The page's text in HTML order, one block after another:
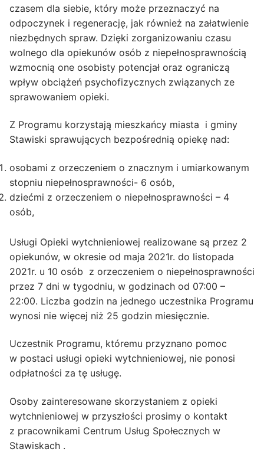
czasem dla siebie, który może przeznaczyć na
odpoczynek i regenerację, jak również na załatwienie
niezbędnych spraw. Dzięki zorganizowaniu czasu
wolnego dla opiekunów osób z niepełnosprawnością
wzmocnią one osobisty potencjał oraz ograniczą
wpływ obciążeń psychofizycznych związanych ze
sprawowaniem opieki.
Z Programu korzystają mieszkańcy miasta i gminy
Stawiski sprawujących bezpośrednią opiekę nad:
osobami z orzeczeniem o znacznym i umiarkowanym
stopniu niepełnosprawności- 6 osób,
dziećmi z orzeczeniem o niepełnosprawności – 4
osób,
Usługi Opieki wytchnieniowej realizowane są przez 2
opiekunów, w okresie od maja 2021r. do listopada
2021r. u 10 osób z orzeczeniem o niepełnosprawności
przez 7 dni w tygodniu, w godzinach od 07:00 –
22:00. Liczba godzin na jednego uczestnika Programu
wynosi nie więcej niż 25 godzin miesięcznie.
Uczestnik Programu, któremu przyznano pomoc
w postaci usługi opieki wytchnieniowej, nie ponosi
odpłatności za tę usługę.
Osoby zainteresowane skorzystaniem z opieki
wytchnieniowej w przyszłości prosimy o kontakt
z pracownikami Centrum Usług Społecznych w
Stawiskach .